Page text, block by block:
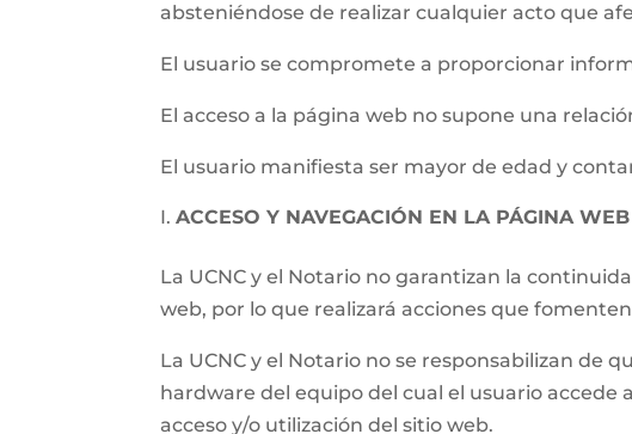
absteniéndose de realizar cualquier acto que
El usuario se compromete a proporcionar
El acceso a la página web no supone una
El usuario manifiesta ser mayor de edad y
ACCESO Y NAVEGACIÓN EN LA PÁGINA WEB
La UCNC y el Notario no garantizan la
web, por lo que realizará acciones que
La UCNC y el Notario no se responsabilizan de
hardware del equipo del cual el usuario accede
acceso y/o utilización del sitio web.